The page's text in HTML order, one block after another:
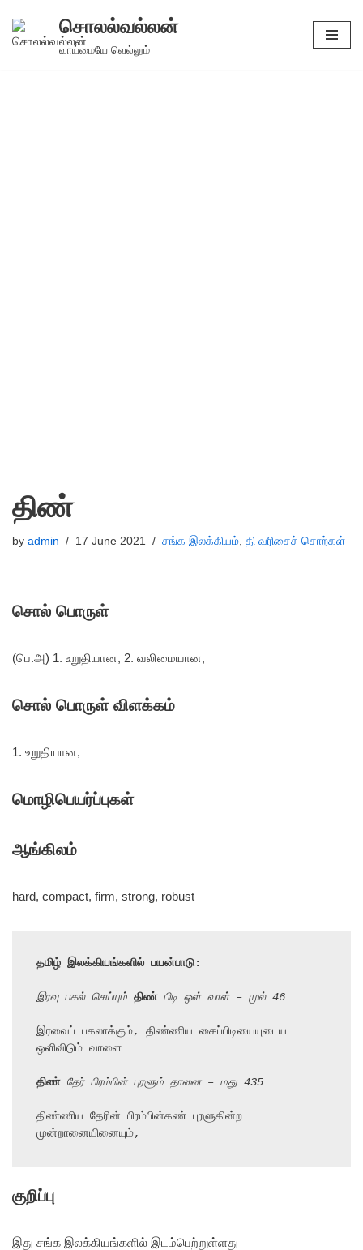
Skip
சொலல்வல்லன்
வாய்மையே வெல்லும்
திண்
by admin 17 June 2021 சங்க இலக்கியம், தி வரிசைச் சொற்கள்
சொல் பொருள்
(பெ.அ) 1. உறுதியான, 2. வலிமையான,
சொல் பொருள் விளக்கம்
1. உறுதியான,
மொழிபெயர்ப்புகள்
ஆங்கிலம்
hard, compact, firm, strong, robust
தமிழ் இலக்கியங்களில் பயன்பாடு:
இரவு பகல் செய்யும் திண் பிடி ஒள் வாள் – முல் 46
இரவைப் பகலாக்கும், திண்ணிய கைப்பிடியையுடைய
ஒளிவிடும் வாளை
திண் தேர் பிரம்பின் புரளும் தானை – மது 435
திண்ணிய தேரின் பிரம்பின்கண் புரளுகின்ற
முன்றானையினையும்,
குறிப்பு
இது சங்க இலக்கியங்களில் இடம்பெற்றுள்ளது